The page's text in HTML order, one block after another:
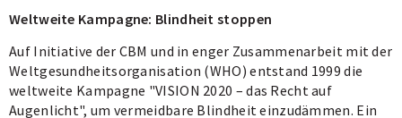
Weltweite Kampagne: Blindheit stoppen
Auf Initiative der CBM und in enger Zusammenarbeit mit der
Weltgesundheitsorganisation (WHO) entstand 1999 die
weltweite Kampagne "VISION 2020 – das Recht auf
Augenlicht", um vermeidbare Blindheit einzudämmen. Ein